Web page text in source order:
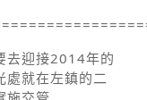
去迎接2014年的
處就在左鎮的二